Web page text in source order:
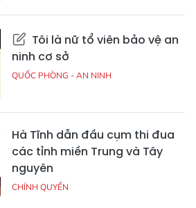
Tôi là nữ tổ viên bảo vệ an
ninh cơ sở
QUỐC PHÒNG - AN NINH
Hà Tĩnh dẫn đầu cụm thi đua
các tỉnh miền Trung và Tây
nguyên
CHÍNH QUYỀN